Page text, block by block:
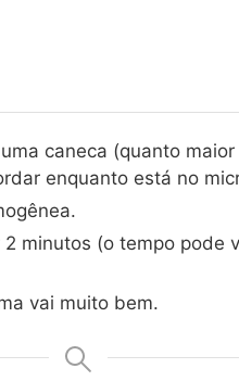
caneca (quanto
enquanto está no
minutos (o tempo pode
vai muito bem.